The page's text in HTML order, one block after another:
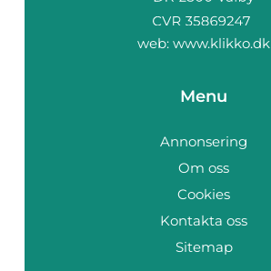
web: www.klikko.dk
Menu
Annonsering
Om oss
Cookies
Kontakta oss
Sitemap